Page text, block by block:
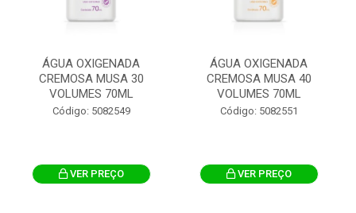
ÁGUA OXIGENADA
CREMOSA MUSA 30
VOLUMES 70ML
Código: 5082549
VER PREÇO
ÁGUA OXIGENADA
CREMOSA MUSA 40
VOLUMES 70ML
Código: 5082551
VER PREÇO